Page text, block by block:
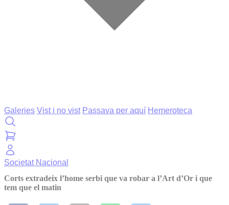
Galeries Vist i no vist Passava per aquí Hemeroteca
Societat Nacional
Corts extradeix l’home serbi que va robar a l’Art d’Or i que
tem que el matin